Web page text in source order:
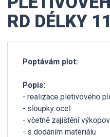
RD DÉLKY
Poptávám plot:
Popis:
- realizace pletivového
- sloupky ocel
- včetně zajištění
- s dodáním materiálu